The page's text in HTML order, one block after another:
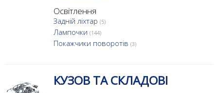
Освітлення
Задній ліхтар (5)
Лампочки (144)
Покажчики поворотів (3)
КУЗОВ ТА СКЛАДОВІ